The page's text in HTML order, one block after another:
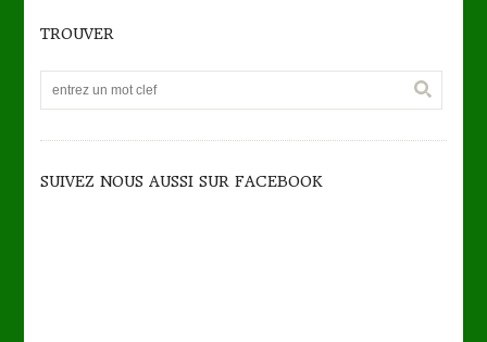
TROUVER
SUIVEZ NOUS AUSSI SUR FACEBOOK